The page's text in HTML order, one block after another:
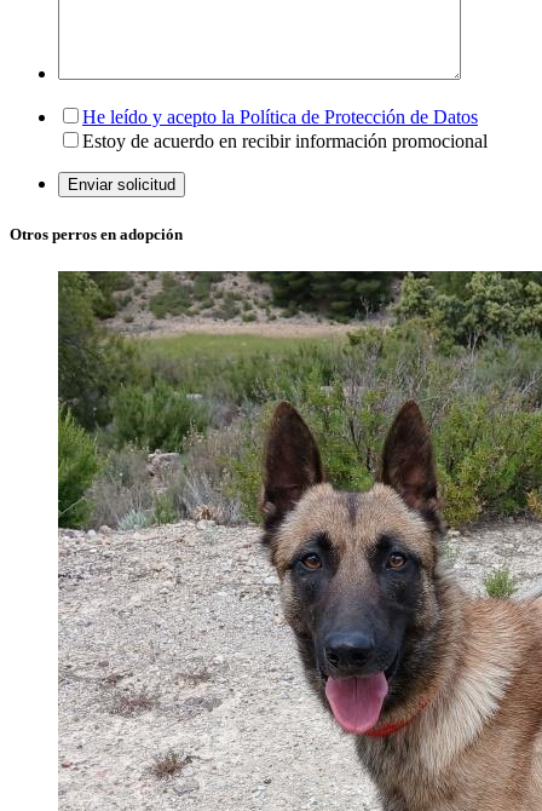
He leído y acepto la Política de Protección de Datos
Estoy de acuerdo en recibir información promocional
Otros perros en adopción